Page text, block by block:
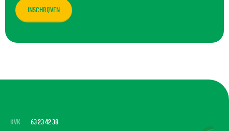
KVK
63 23 42 38